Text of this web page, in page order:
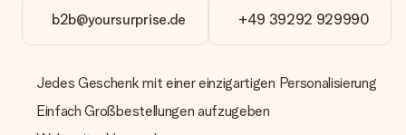
Kreditkarte oder auf Rechnung über Klarna. Bei einer
manuellen Überweisung verlängert sich die Lieferzeit des
Was, wenn das Geschenk meine Erwartungen nicht
b2b@yoursurprise.de +49 39292 929990
Jedes Geschenk mit einer einzigartigen Personalisierung
Einfach Großbestellungen aufzugeben